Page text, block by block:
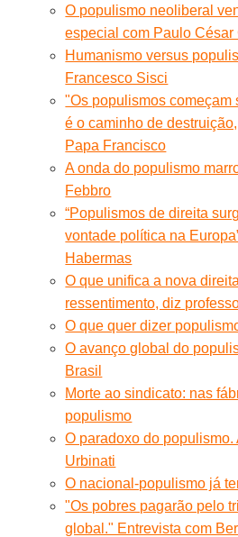
O populismo neoliberal
especial com Paulo César
Humanismo versus
Francesco Sisci
"Os populismos começam
é o caminho de
Papa Francisco
A onda do populismo
Febbro
“Populismos de direita
vontade política na
Habermas
O que unifica a nova
ressentimento, diz
O que quer dizer
O avanço global do
Brasil
Morte ao sindicato: nas
populismo
O paradoxo do populismo.
Urbinati
O nacional-populismo já
"Os pobres pagarão pelo
global." Entrevista com